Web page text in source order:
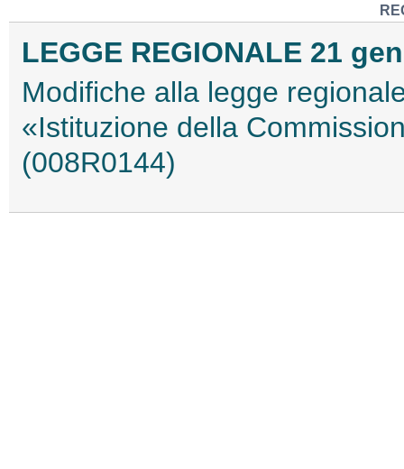
LEGGE REGIONALE 21
Modifiche alla legge
«Istituzione della
(008R0144)